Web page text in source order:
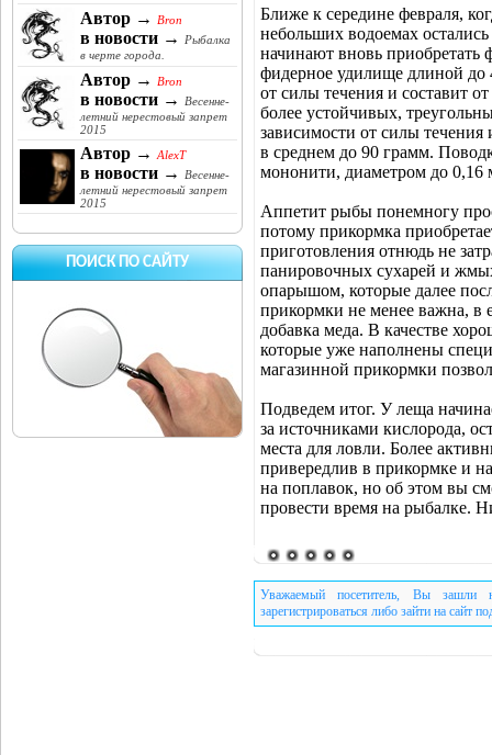
Автор → Bron
в новости →
Рыбалка
в черте города.
Автор → Bron
в новости →
Весенне-
летний нерестовый запрет
2015
Автор → AlexT
в новости →
Весенне-
летний нерестовый запрет
2015
ПОИСК ПО САЙТУ
Ближе к середине февраля,
небольших водоемах
начинают вновь приобретать
фидерное удилище длиной до
от силы течения и составит
более устойчивых,
зависимости от силы
в среднем до 90 грамм.
мононити, диаметром до 0,16
Аппетит рыбы понемногу
потому прикормка
приготовления отнюдь не
панировочных сухарей и
опарышом, которые далее
прикормки не менее важна, в
добавка меда. В качестве
которые уже наполнены
магазинной прикормки
Подведем итог. У леща
за источниками кислорода,
места для ловли. Более
привередлив в прикормке и
на поплавок, но об этом вы
провести время на рыбалке.
Уважаемый посетитель, Вы зашли
зарегистрироваться либо зайти на сайт